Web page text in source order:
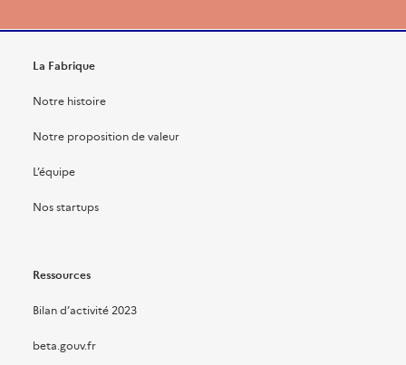
La Fabrique
Notre histoire
Notre proposition de valeur
L’équipe
Nos startups
Ressources
Bilan d’activité 2023
beta.gouv.fr